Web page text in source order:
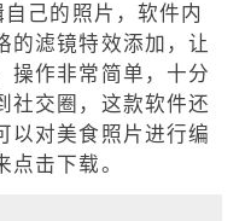
己的照片，软件内
的滤镜特效添加，让
操作非常简单，十分
社交圈，这款软件还
以对美食照片进行编
击下载。